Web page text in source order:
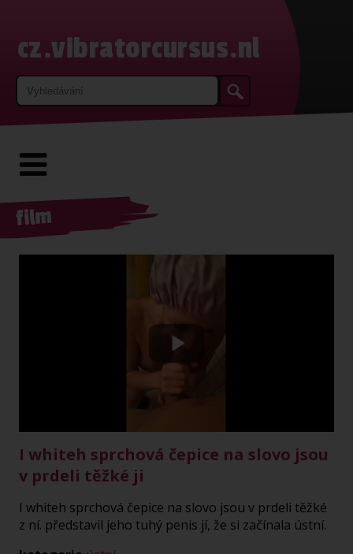
cz.vibratorcursus.nl
film
Play
Video
I whiteh sprchová čepice na slovo jsou
v prdeli těžké ji
I whiteh sprchová čepice na slovo jsou v prdeli těžké
z ní. představil jeho tuhý penis jí, že si začínala ústní.